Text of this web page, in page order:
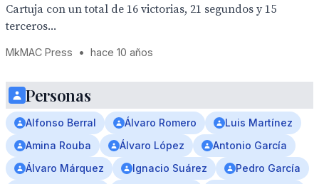
Cartuja con un total de 16 victorias, 21 segundos y 15
terceros...
MkMAC Press • hace 10 años
Personas
Alfonso Berral Álvaro Romero
Luis Martínez
Amina Rouba
Álvaro López
Antonio García
Álvaro Márquez
Ignacio Suárez
Pedro García